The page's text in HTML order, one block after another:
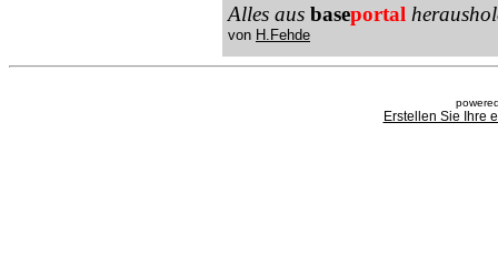
Alles aus baseportal
von H.Fehde
Erstellen Sie Ihre